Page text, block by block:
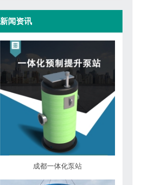
新闻资讯
成都一体化泵站